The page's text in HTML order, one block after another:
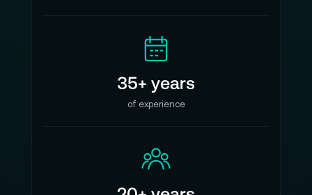
35+ years
of experience